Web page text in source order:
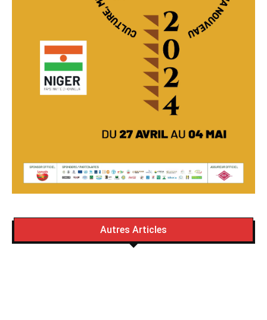
Autres Articles